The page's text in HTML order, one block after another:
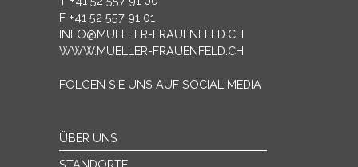
F +41 52 557 91 01
INFO@MUELLER-FRAUENFELD.CH
WWW.MUELLER-FRAUENFELD.CH
FOLGEN SIE UNS AUF SOCIAL MEDIA
ÜBER UNS
STANDORTE